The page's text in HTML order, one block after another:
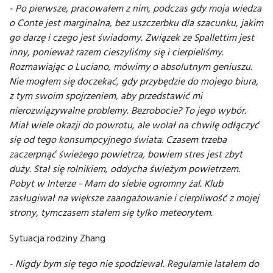
- Po pierwsze, pracowałem z nim, podczas gdy moja wiedza
o Contejest marginalna, bez uszczerbku dlaszacunku, jakim
go darzę i czego jest świadomy. Związek zeSpallettimjest
inny, ponieważ razem cieszyliśmy się i cierpieliśmy.
Rozmawiając o Luciano, mówimy o absolutnym geniuszu.
Nie mogłem się doczekać, gdy przybędzie do mojego biura,
z tym swoim spojrzeniem, aby przedstawić mi
nierozwiązywalne problemy. Bezrobocie? To jego wybór.
Miał wiele okazji do powrotu, ale wolał na chwilę odłączyć
się od tego konsumpcyjnego świata. Czasem trzeba
zaczerpnąć świeżego powietrza, bowiem stres jest zbyt
duży. Stał się rolnikiem, oddychaświeżym powietrzem.
Pobyt w Interze - Mam do siebie ogromny żal. Klub
zasługiwał na większe zaangażowanie i cierpliwość z mojej
strony, tymczasem stałem się tylko meteorytem.
Sytuacja rodziny Zhang
- Nigdy bym się tego nie spodziewał. Regularnie latałem do